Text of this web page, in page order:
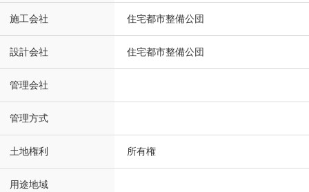
施工会社 住宅都市整備公団
設計会社 住宅都市整備公団
管理会社
管理方式
土地権利 所有権
用途地域